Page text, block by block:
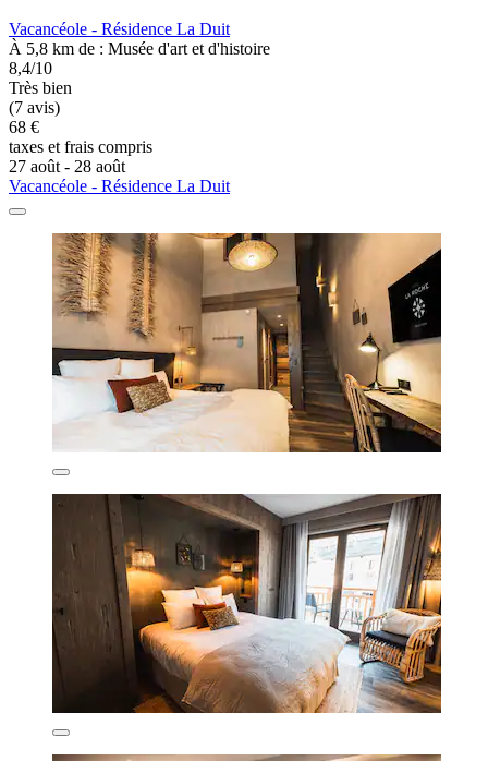
Vacancéole - Résidence La Duit
À 5,8 km de : Musée d'art et d'histoire
8,4/10
Très bien
(7 avis)
68 €
taxes et frais compris
27 août - 28 août
Vacancéole - Résidence La Duit